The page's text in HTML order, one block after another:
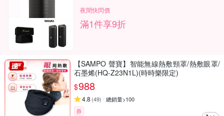
夜間快閃價
滿1件享9折
【SAMPO 聲寶】智能無線熱敷頸罩/熱敷眼罩/
石墨烯(HQ-Z23N1L)(時時樂限定)
$988
4.8 (49) 總銷量>100
券